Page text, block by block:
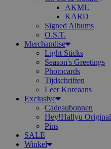
AKMU
KARD
Signed Albums
O.S.T.
Merchandise
Light Sticks
Season's Greetings
Photocards
Tijdschriften
Leer Koreaans
Exclusive
Cadeaubonnen
Hey!Hallyu Original
Pins
SALE
Winkel